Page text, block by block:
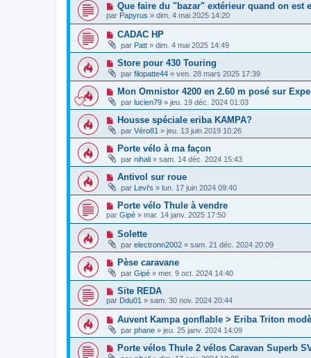
Que faire du "bazar" extérieur quand on est
par Papyrus » dim. 4 mai 2025 14:20
CADAC HP
par Patt » dim. 4 mai 2025 14:49
Store pour 430 Touring
par filopatte44 » ven. 28 mars 2025 17:39
Mon Omnistor 4200 en 2.60 m posé sur
par lucien79 » jeu. 19 déc. 2024 01:03
Housse spéciale eriba KAMPA?
par Véro81 » jeu. 13 juin 2019 10:26
Porte vélo à ma façon
par nihali » sam. 14 déc. 2024 15:43
Antivol sur roue
par Levi's » lun. 17 juin 2024 09:40
Porte vélo Thule à vendre
par Gipé » mar. 14 janv. 2025 17:50
Solette
par electronn2002 » sam. 21 déc. 2024 20:09
Pèse caravane
par Gipé » mer. 9 oct. 2024 14:40
Site REDA
par Ddu01 » sam. 30 nov. 2024 20:44
Auvent Kampa gonflable > Eriba Triton
par phane » jeu. 25 janv. 2024 14:09
Porte vélos Thule 2 vélos Caravan Superb